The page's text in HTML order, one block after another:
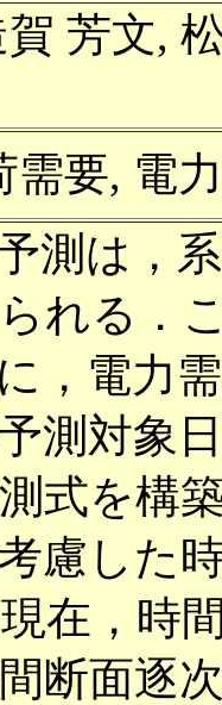
芳文,
需要, 電
測は，
れる．
，電力
測対象
式を構
慮した
在，時
断面逐